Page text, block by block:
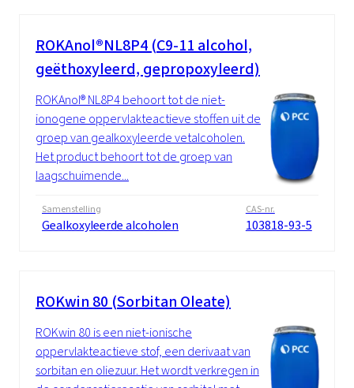
ROKAnol®NL8P4 (C9-11 alcohol,
geëthoxyleerd, gepropoxyleerd)
ROKAnol® NL8P4 behoort tot de niet-
ionogene oppervlakteactieve stoffen uit de
groep van gealkoxyleerde vetalcoholen.
Het product behoort tot de groep van
laagschuimende...
Samenstelling
Gealkoxyleerde alcoholen
CAS-nr.
103818-93-5
ROKwin 80 (Sorbitan Oleate)
ROKwin 80 is een niet-ionische
oppervlakteactieve stof, een derivaat van
sorbitan en oliezuur. Het wordt verkregen in